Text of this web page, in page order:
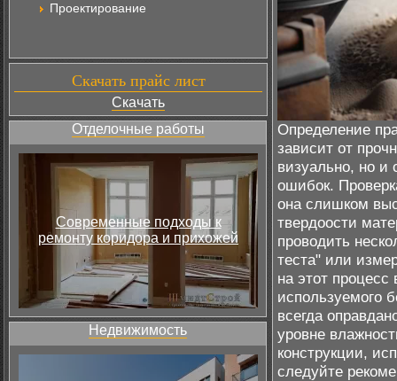
Проектирование
Скачать прайс лист
Скачать
Отделочные работы
Современные подходы к
ремонту коридора и прихожей
Недвижимость
Определение
зависит от
визуально, но и
ошибок.
она слишком
твердоости
проводить
теста" или
на этот процесс
используемого
всегда
уровне
конструкции,
следуйте